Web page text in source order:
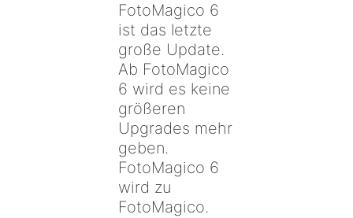
FotoMagico 6
ist das letzte
große Update.
Ab FotoMagico
6 wird es keine
größeren
Upgrades mehr
geben.
FotoMagico 6
wird zu
FotoMagico.